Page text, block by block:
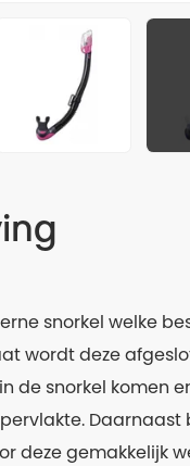
snorkel welke
wordt deze
de snorkel komen
Daarnaast
deze gemakkelijk